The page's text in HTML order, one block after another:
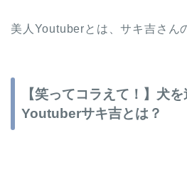
美人Youtuberとは、サキ吉さん
【笑ってコラえて！】犬
Youtuberサキ吉とは？